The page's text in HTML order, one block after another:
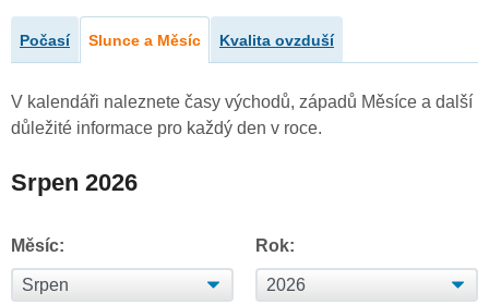
Počasí Slunce a Měsíc Kvalita ovzduší
V kalendáři naleznete časy východů, západů Měsíce a další
důležité informace pro každý den v roce.
Srpen 2026
Měsíc: Rok: